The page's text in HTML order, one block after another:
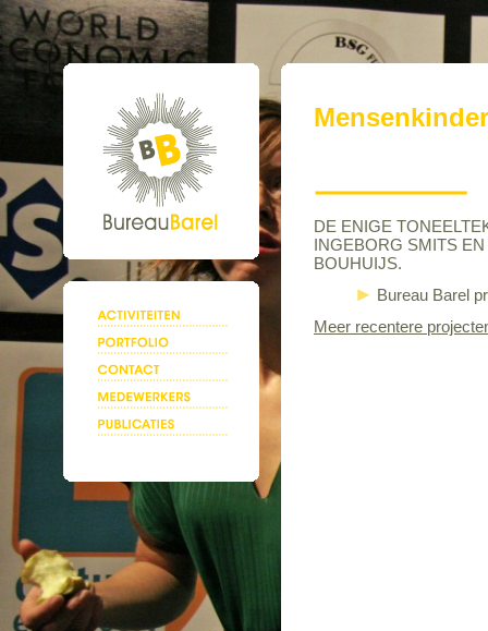
DE ENIGE
INGEBORG SMITS
BOUHUIJS.
Bureau Barel
Meer recentere